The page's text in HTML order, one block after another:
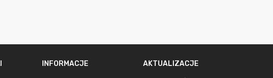
INFORMACJE AKTUALIZACJE